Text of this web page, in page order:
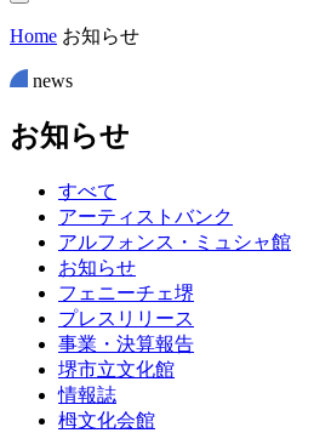
Home お知らせ
news
お知らせ
すべて
アーティストバンク
アルフォンス・ミュシャ館
お知らせ
フェニーチェ堺
プレスリリース
事業・決算報告
堺市立文化館
情報誌
栂文化会館